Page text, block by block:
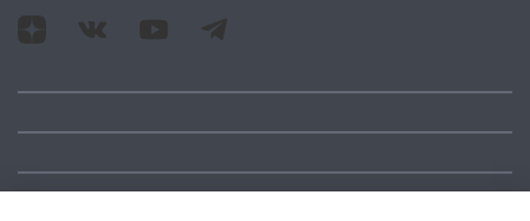
Адрес: Москва, ул.